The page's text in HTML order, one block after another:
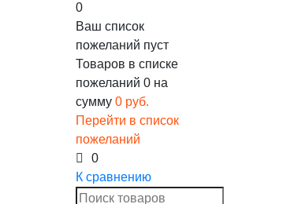
0
Ваш список
пожеланий пуст
Товаров в списке
пожеланий 0 на
сумму 0 руб.
Перейти в список
пожеланий
0
К сравнению